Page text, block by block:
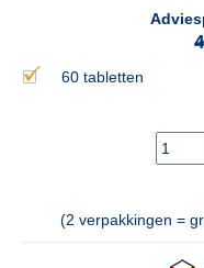
60 tabletten
(2 verpakkingen =